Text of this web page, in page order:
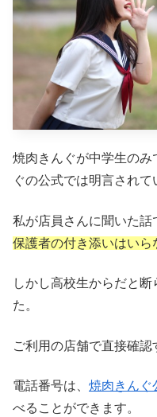
焼肉きんぐが中学生の
ぐの公式では明言されて
私が店員さんに聞いた話
保護者の付き添いはいら
しかし高校生からだと
た。
ご利用の店舗で直接確認
電話番号は、 焼肉きんぐ
べることができます。